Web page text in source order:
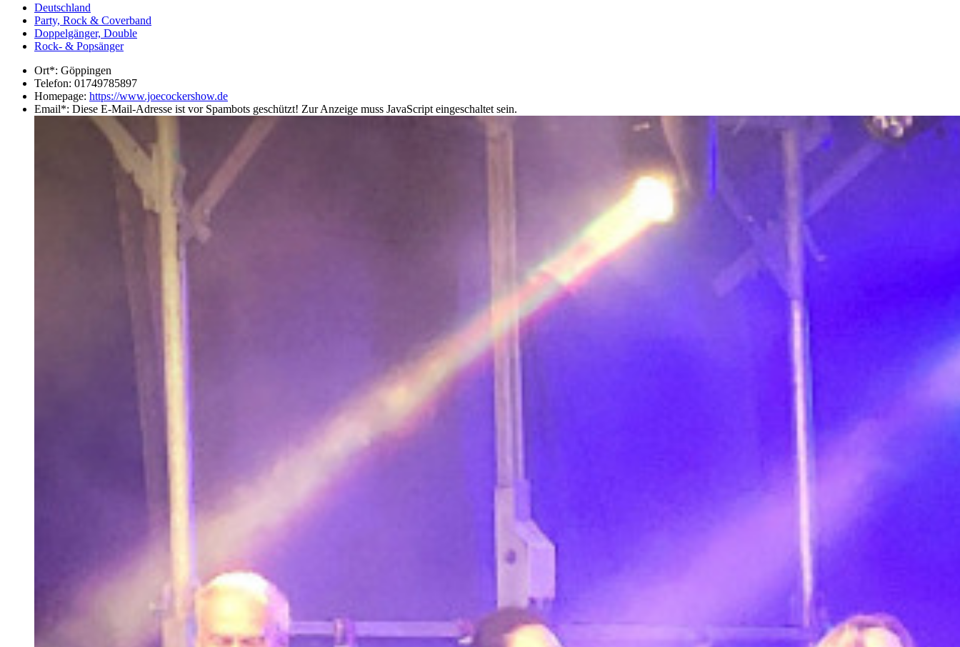
Deutschland
Party, Rock & Coverband
Doppelgänger, Double
Rock- & Popsänger
Ort*: Göppingen
Telefon: 01749785897
Homepage: https://www.joecockershow.de
Email*: Diese E-Mail-Adresse ist vor Spambots geschützt! Zur Anzeige muss JavaScript eingeschaltet sein.